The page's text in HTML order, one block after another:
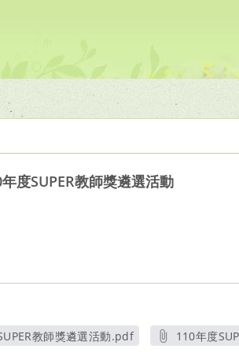
度SUPER教師獎遴選活動
教師獎遴選活動.pdf
110年度